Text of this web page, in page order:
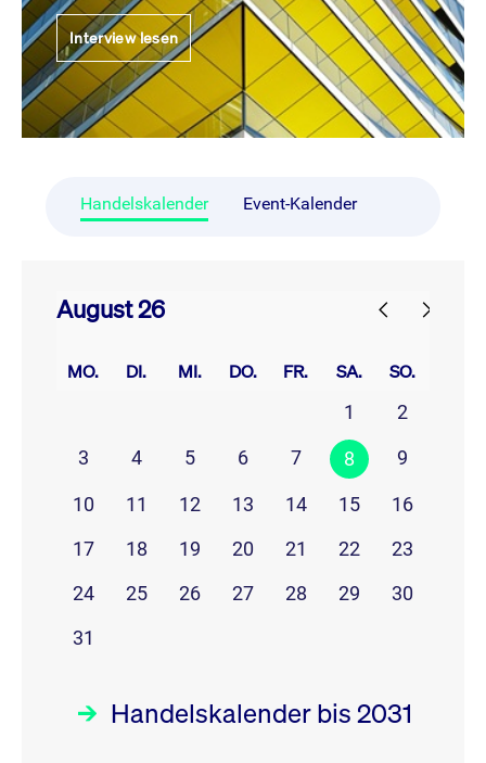
Interview lesen
Handelskalender Event-Kalender
August 26
MO. DI. MI. DO. FR. SA. SO.
1
2
3
4 5 6 7 8 9
10 11 12 13 14 15
16
17
18 19 20 21 22
23
24
25 26 27 28 29
30
31
Handelskalender bis 2031